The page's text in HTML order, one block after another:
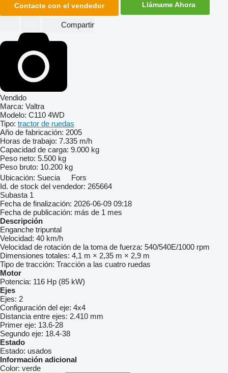
Contacte con el vendedor Llámame Ahora
Compartir
Vendido
Marca: Valtra
Modelo: C110 4WD
Tipo: tractor de ruedas
Año de fabricación: 2005
Horas de trabajo: 7.335 m/h
Capacidad de carga: 9.000 kg
Peso neto: 5.500 kg
Peso bruto: 10.200 kg
Ubicación: Suecia
Fors
Id. de stock del vendedor: 265664
Subasta 1
Fecha de finalización: 2026-06-09 09:18
Fecha de publicación: más de 1 mes
Descripción
Enganche tripuntal
Velocidad: 40 km/h
Velocidad de rotación de la toma de fuerza: 540/540E/1000 rpm
Dimensiones totales: 4,1 m × 2,35 m × 2,9 m
Tipo de tracción: Tracción a las cuatro ruedas
Motor
Potencia: 116 Hp (85 kW)
Ejes
Ejes: 2
Configuración del eje: 4x4
Distancia entre ejes: 2.410 mm
Primer eje: 13.6-28
Segundo eje: 18.4-38
Estado
Estado: usados
Información adicional
Color: verde